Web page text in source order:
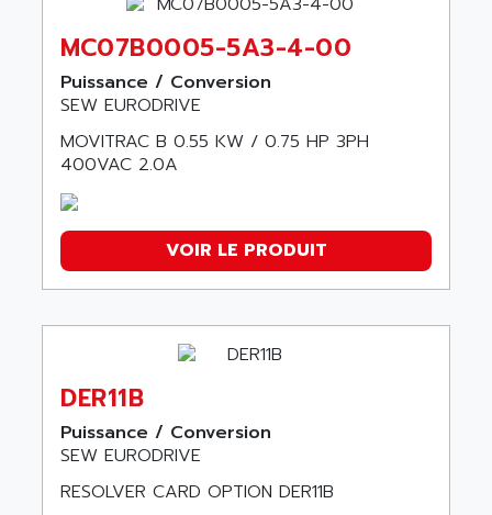
MC07B0005-5A3-4-00
Puissance / Conversion
SEW EURODRIVE
MOVITRAC B 0.55 KW / 0.75 HP 3PH
400VAC 2.0A
VOIR LE PRODUIT
DER11B
Puissance / Conversion
SEW EURODRIVE
RESOLVER CARD OPTION DER11B